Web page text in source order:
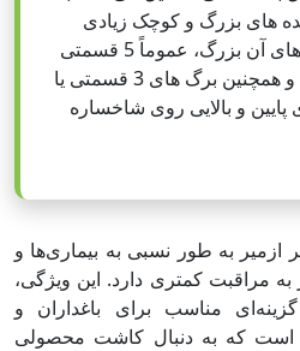
های بزرگ و کوچک زیادی
روی بدن خود دارد. برگ های آن بزرگ، عموماً 5 قسمتی
و عمیق بریده شده است و همچنین برگ های 3 قسمتی یا
و بالایی روی شاخساره
ازمیر به طور نسبی به بیماری‌ها و
مراقبت کمتری دارد. این ویژگی،
مناسب برای باغداران و
است که به دنبال کاشت محصولی